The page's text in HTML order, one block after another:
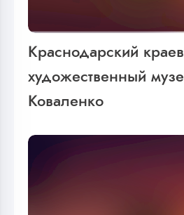
Краснодарский
художественный
Коваленко